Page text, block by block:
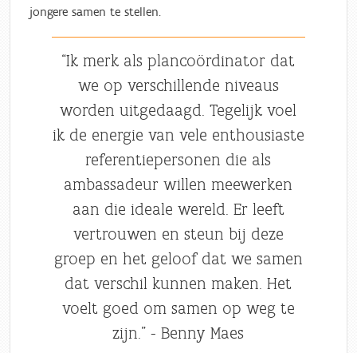
jongere samen te stellen.
“Ik merk als plancoördinator dat
we op verschillende niveaus
worden uitgedaagd. Tegelijk voel
ik de energie van vele enthousiaste
referentiepersonen die als
ambassadeur willen meewerken
aan die ideale wereld. Er leeft
vertrouwen en steun bij deze
groep en het geloof dat we samen
dat verschil kunnen maken. Het
voelt goed om samen op weg te
zijn.” - Benny Maes